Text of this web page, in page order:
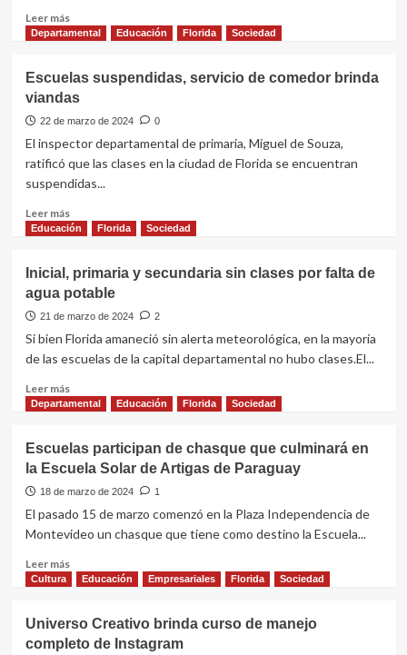
Centro
Leer másLeer
más
Midlands
School
recibió
Orquesta
Sinfónica
de
Departamental Educación Florida Sociedad
Escuelas suspendidas, servicio de comedor brinda
viandas
22 de marzo de 2024 0
El inspector departamental de primaria, Miguel de Souza,
ratificó que las clases en la ciudad de Florida se encuentran
suspendidas...
Leer másLeer
más
suspendidas,
servicio
de
comedor
viandas
Educación Florida Sociedad
Inicial, primaria y secundaria sin clases por falta de
agua potable
21 de marzo de 2024 2
Si bien Florida amaneció sin alerta meteorológica, en la mayoría
de las escuelas de la capital departamental no hubo clases.El...
Leer másLeer
más
primaria
y
secundaria
sin
por
de
Departamental Educación Florida Sociedad
Escuelas participan de chasque que culminará en
la Escuela Solar de Artigas de Paraguay
18 de marzo de 2024 1
El pasado 15 de marzo comenzó en la Plaza Independencia de
Montevideo un chasque que tiene como destino la Escuela...
Leer másLeer
más
participan
de
Cultura Educación Empresariales Florida Sociedad
Universo Creativo brinda curso de manejo
completo de Instagram